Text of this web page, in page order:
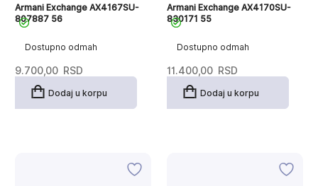
Dostupno odmah
Armani Exchange AX4167SU-
807887 56
9.700,00 RSD
Dodaj u korpu
Dostupno odmah
Armani Exchange AX4170SU-
830171 55
11.400,00 RSD
Dodaj u korpu